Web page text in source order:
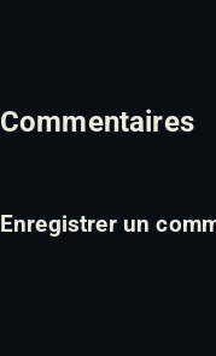
Commentaires
Enregistrer un